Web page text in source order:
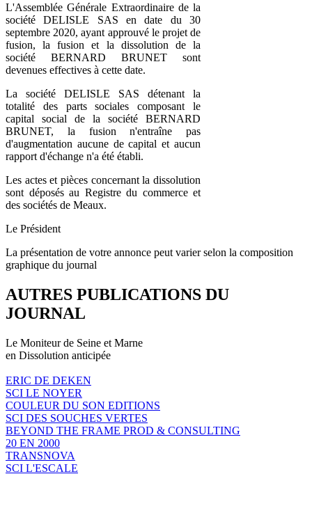
L'Assemblée Générale Extraordinaire de la
société DELISLE SAS en date du 30
septembre 2020, ayant approuvé le projet de
fusion, la fusion et la dissolution de la
société BERNARD BRUNET sont
devenues effectives à cette date.
La société DELISLE SAS détenant la
totalité des parts sociales composant le
capital social de la société BERNARD
BRUNET, la fusion n'entraîne pas
d'augmentation aucune de capital et aucun
rapport d'échange n'a été établi.
Les actes et pièces concernant la dissolution
sont déposés au Registre du commerce et
des sociétés de Meaux.
Le Président
La présentation de votre annonce peut varier selon la composition
graphique du journal
AUTRES PUBLICATIONS DU
JOURNAL
Le Moniteur de Seine et Marne
en Dissolution anticipée
ERIC DE DEKEN
SCI LE NOYER
COULEUR DU SON EDITIONS
SCI DES SOUCHES VERTES
BEYOND THE FRAME PROD & CONSULTING
20 EN 2000
TRANSNOVA
SCI L'ESCALE